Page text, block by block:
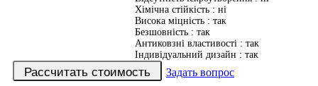
Хімічна стійкість : ні
Висока міцність : так
Безшовність : так
Антиковзні властивості : так
Індивідуальний дизайн : так
Задать вопрос